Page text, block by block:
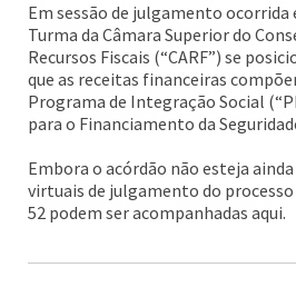
Em sessão de julgamento ocorrida
Turma da Câmara Superior do
Recursos Fiscais (“CARF”) se
que as receitas financeiras
Programa de Integração Social
para o Financiamento da
Embora o acórdão não esteja
virtuais de julgamento do processo
52 podem ser acompanhadas aqui.